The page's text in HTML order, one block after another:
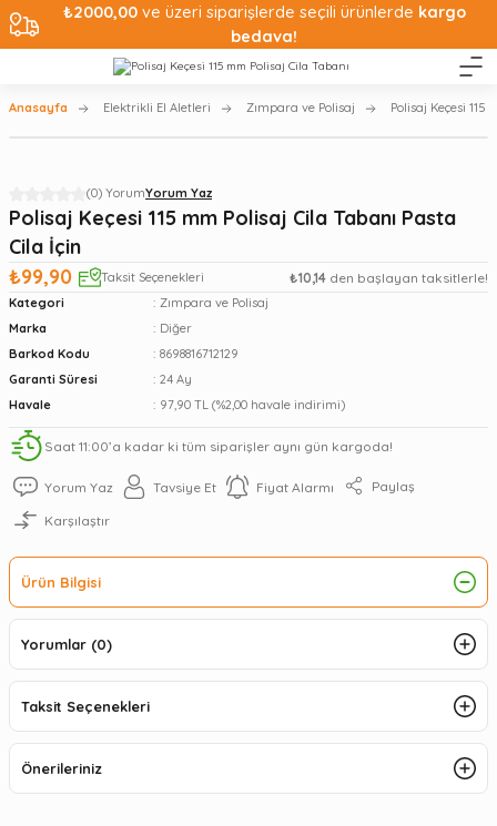
₺2000,00ve üzeri siparişlerde seçili ürünlerde kargo
bedava!
Anasayfa Elektrikli El Aletleri Zımpara ve Polisaj Polisaj Keçesi 115
(0) YorumYorum Yaz
Polisaj Keçesi 115 mm Polisaj Cila Tabanı Pasta
Cila İçin
₺99,90
Taksit Seçenekleri ₺10,14 den başlayan taksitlerle!
Kategori
Zımpara ve Polisaj
Marka
Diğer
Barkod Kodu
8698816712129
Garanti Süresi
24 Ay
Havale
97,90 TL (%2,00 havale indirimi)
Saat 11:00’a kadar ki tüm siparişler aynı gün kargoda!
Yorum Yaz Tavsiye Et Fiyat Alarmı Paylaş
Karşılaştır
Ürün Bilgisi
Yorumlar (0)
Taksit Seçenekleri
Önerileriniz